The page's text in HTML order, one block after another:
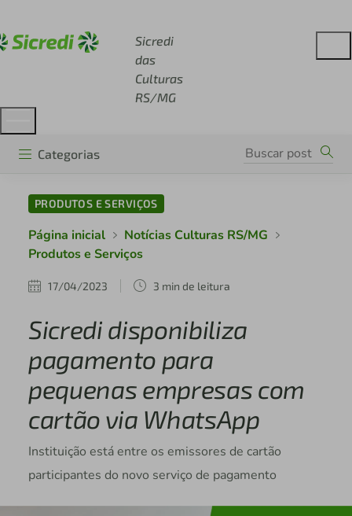
Sicredi
das
Culturas
RS/MG
Categorias
PRODUTOS E SERVIÇOS
Página inicial
Notícias Culturas RS/MG
Produtos e Serviços
17/04/2023 3 min de leitura
Sicredi disponibiliza
pagamento para
pequenas empresas com
cartão via WhatsApp
Instituição está entre os emissores de cartão
participantes do novo serviço de pagamento